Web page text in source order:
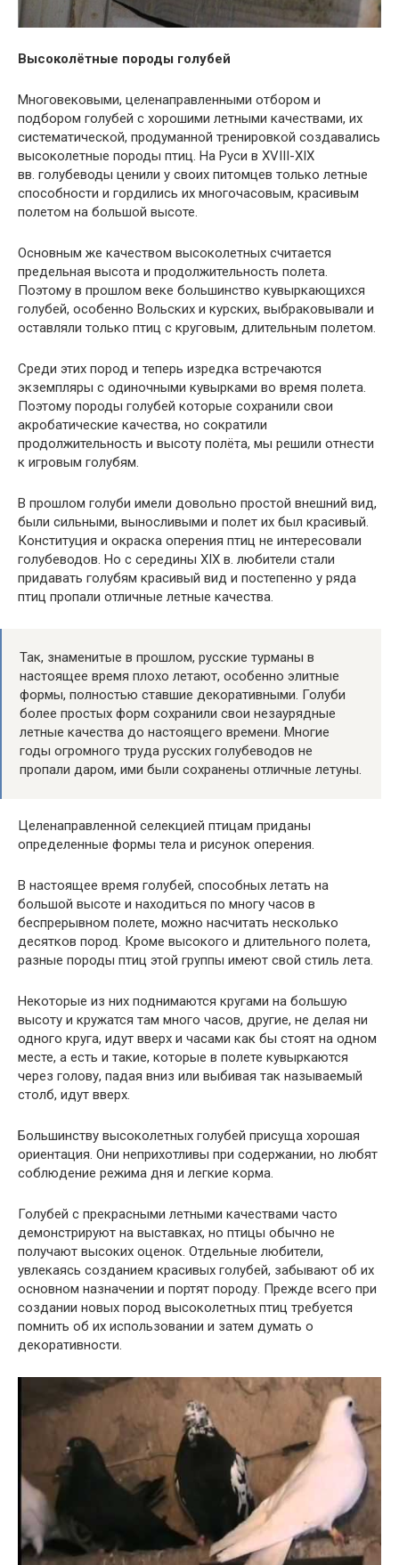
Высоколётные породы голубей
Многовековыми, целенаправленными отбором и
подбором голубей с хорошими летными качествами, их
систематической, продуманной тренировкой создавались
высоколетные породы птиц. На Руси в XVIII-XIX
вв. голубеводы ценили у своих питомцев только летные
способности и гордились их многочасовым, красивым
полетом на большой высоте.
Основным же качеством высоколетных считается
предельная высота и продолжительность полета.
Поэтому в прошлом веке большинство кувыркающихся
голубей, особенно Вольских и курских, выбраковывали и
оставляли только птиц с круговым, длительным полетом.
Среди этих пород и теперь изредка встречаются
экземпляры с одиночными кувырками во время полета.
Поэтому породы голубей которые сохранили свои
акробатические качества, но сократили
продолжительность и высоту полёта, мы решили отнести
к игровым голубям.
В прошлом голуби имели довольно простой внешний вид,
были сильными, выносливыми и полет их был красивый.
Конституция и окраска оперения птиц не интересовали
голубеводов. Но с середины XIX в. любители стали
придавать голубям красивый вид и постепенно у ряда
птиц пропали отличные летные качества.
Так, знаменитые в прошлом, русские турманы в
настоящее время плохо летают, особенно элитные
формы, полностью ставшие декоративными. Голуби
более простых форм сохранили свои незаурядные
летные качества до настоящего времени. Многие
годы огромного труда русских голубеводов не
пропали даром, ими были сохранены отличные летуны.
Целенаправленной селекцией птицам приданы
определенные формы тела и рисунок оперения.
В настоящее время голубей, способных летать на
большой высоте и находиться по многу часов в
беспрерывном полете, можно насчитать несколько
десятков пород. Кроме высокого и длительного полета,
разные породы птиц этой группы имеют свой стиль лета.
Некоторые из них поднимаются кругами на большую
высоту и кружатся там много часов, другие, не делая ни
одного круга, идут вверх и часами как бы стоят на одном
месте, а есть и такие, которые в полете кувыркаются
через голову, падая вниз или выбивая так называемый
столб, идут вверх.
Большинству высоколетных голубей присуща хорошая
ориентация. Они неприхотливы при содержании, но любят
соблюдение режима дня и легкие корма.
Голубей с прекрасными летными качествами часто
демонстрируют на выставках, но птицы обычно не
получают высоких оценок. Отдельные любители,
увлекаясь созданием красивых голубей, забывают об их
основном назначении и портят породу. Прежде всего при
создании новых пород высоколетных птиц требуется
помнить об их использовании и затем думать о
декоративности.